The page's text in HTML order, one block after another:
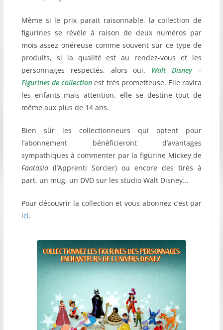
Même si le prix parait raisonnable, la collection de
figurines se révèle à raison de deux numéros par
mois assez onéreuse comme souvent sur ce type de
produits, si la qualité est au rendez-vous et les
personnages respectés, alors oui. Walt Disney –
Figurines de collectionest très prometteuse. Elle ravira
les enfants mais attention, elle se destine tout de
même aux plus de 14 ans.
Bien sûr les collectionneurs qui optent pour
l’abonnement bénéficieront d’avantages
sympathiques à commenter par la figurine Mickey de
Fantasia(l’Apprenti Sorcier) ou encore des tirés à
part, un mug, un DVD sur les studio Walt Disney…
Pour découvrir la collection et vous abonnez c’est par
ici.